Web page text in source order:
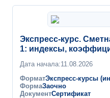
Экспресс-курс.
1: индексы,
Дата начала:11.08.2026
ФорматЭкспресс-курсы
ФормаЗаочно
ДокументСертификат